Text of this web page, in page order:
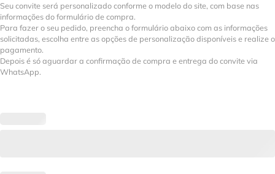
Seu convite será personalizado conforme o modelo do site, com base nas
informações do formulário de compra.
Para fazer o seu pedido, preencha o formulário abaixo com as informações
solicitadas, escolha entre as opções de personalização disponíveis e realize o
pagamento.
Depois é só aguardar a confirmação de compra e entrega do convite via
WhatsApp.